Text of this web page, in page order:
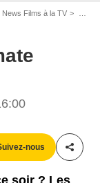
News Films à la TV
nous
soir ? Les